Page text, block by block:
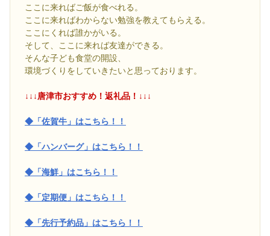
ここに来ればご飯が食べれる。
ここに来ればわからない勉強を教えてもらえる。
ここにくれば誰かがいる。
そして、ここに来れば友達ができる。
そんな子ども食堂の開設、
環境づくりをしていきたいと思っております。
↓↓↓唐津市おすすめ！返礼品！↓↓↓
◆「佐賀牛」はこちら！！
◆「ハンバーグ」はこちら！！
◆「海鮮」はこちら！！
◆「定期便」はこちら！！
◆「先行予約品」はこちら！！